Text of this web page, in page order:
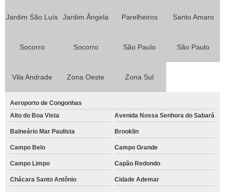
Jardim São Luís Jardim Ângela Parelheiros Santo Amaro
Socorro Socorro São Paulo São Paulo
Vila Andrade Zona Oeste Zona Sul
Aeroporto de Congonhas
Alto do Boa Vista
Avenida Nossa Senhora do Sabará
Balneário Mar Paulista Brooklin
Campo Belo Campo Grande
Campo Limpo Capão Redondo
Chácara Santo Antônio Cidade Ademar